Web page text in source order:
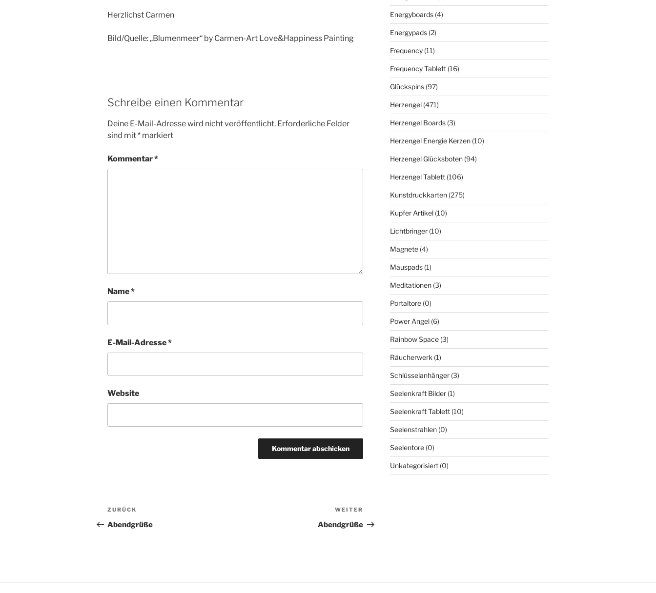
Herzlichst Carmen
Bild/Quelle: „Blumenmeer“ by Carmen-Art Love&Happiness Painting
Schreibe einen Kommentar
Deine E-Mail-Adresse wird nicht veröffentlicht. Erforderliche Felder
sind mit* markiert
Kommentar*
Name*
E-Mail-Adresse*
Website
Beitragsnavigation
Vorheriger
Beitrag
ZURÜCK
Abendgrüße
Beitrag
WEITER
Abendgrüße
Energyboards (4)
Energypads (2)
Frequency (11)
Frequency Tablett (16)
Glückspins (97)
Herzengel (471)
Herzengel Boards (3)
Herzengel Energie Kerzen (10)
Herzengel Glücksboten (94)
Herzengel Tablett (106)
Kunstdruckkarten (275)
Kupfer Artikel (10)
Lichtbringer (10)
Magnete (4)
Mauspads (1)
Meditationen (3)
Portaltore (0)
Power Angel (6)
Rainbow Space (3)
Räucherwerk (1)
Schlüsselanhänger (3)
Seelenkraft Bilder (1)
Seelenkraft Tablett (10)
Seelenstrahlen (0)
Seelentore (0)
Unkategorisiert (0)